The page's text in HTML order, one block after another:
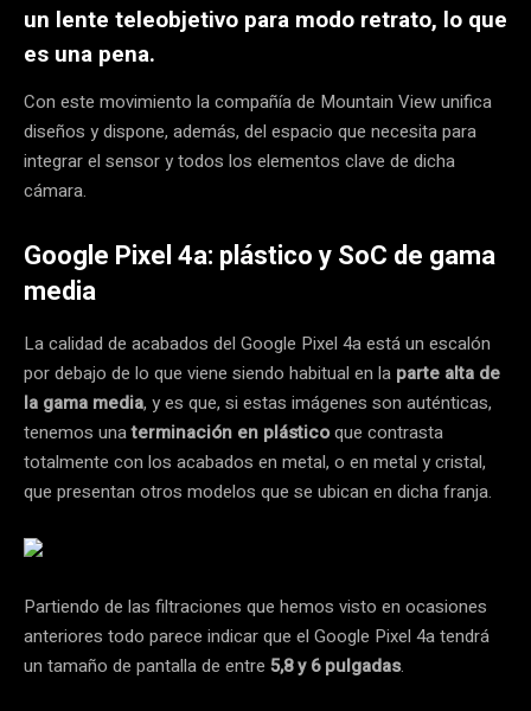
un lente teleobjetivo para modo retrato, lo que
es una pena.
Con este movimiento la compañía de Mountain View unifica
diseños y dispone, además, del espacio que necesita para
integrar el sensor y todos los elementos clave de dicha
cámara.
Google Pixel 4a: plástico y SoC de gama
media
La calidad de acabados del Google Pixel 4a está un escalón
por debajo de lo que viene siendo habitual en la parte alta de
la gama media, y es que, si estas imágenes son auténticas,
tenemos unaterminación en plásticoque contrasta
totalmente con los acabados en metal, o en metal y cristal,
que presentan otros modelos que se ubican en dicha franja.
Partiendo de las filtraciones que hemos visto en ocasiones
anteriores todo parece indicar que el Google Pixel 4a tendrá
un tamaño de pantalla de entre 5,8 y 6 pulgadas.